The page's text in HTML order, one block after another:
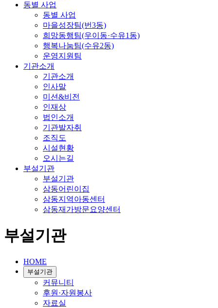
동별 사업
동별 사업
마을성장팀(번3동)
희망동행팀(우이동·수유1동)
행복나눔팀(수유2동)
운영지원팀
기관소개
기관소개
인사말
미션&비전
인재상
법인소개
기관발자취
조직도
시설현황
오시는길
부설기관
부설기관
삼동어린이집
삼동지역아동센터
삼동재가방문요양센터
부설기관
HOME
부설기관
커뮤니티
후원·자원봉사
자료실